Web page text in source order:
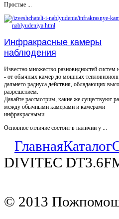
Простые ...
Инфракрасные камеры
наблюдения
Известно множество разновидностей систем
- от обычных камер до мощных
дальнего радиуса действия, обладающих
разрешением.
Давайте рассмотрим, какие же существуют
между обычными камерами и камерами
инфракрасными.
Основное отличие состоит в наличии у ...
ГлавнаяКаталог
DIVITEC
© 2013